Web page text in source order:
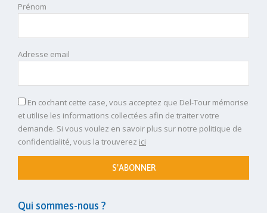
Prénom
Adresse email
En cochant cette case, vous acceptez que Del-Tour mémorise
et utilise les informations collectées afin de traiter votre
demande. Si vous voulez en savoir plus sur notre politique de
confidentialité, vous la trouverez ici
S'ABONNER
Qui sommes-nous ?